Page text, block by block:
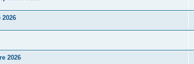
2026
2026